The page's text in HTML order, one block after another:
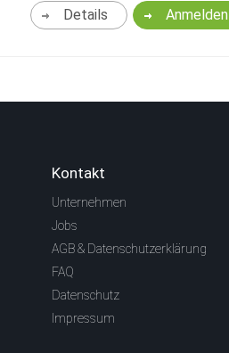
Anmelden
Details
Kontakt
Unternehmen
Jobs
AGB & Datenschutzerklärung
FAQ
Datenschutz
Impressum